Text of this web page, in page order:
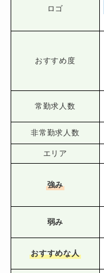
ロゴ
おすすめ度
常勤求人数
非常勤求人数
エリア
強み
弱み
おすすめな人